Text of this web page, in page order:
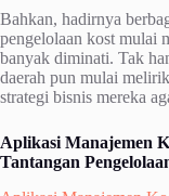
Bahkan, hadirnya
pengelolaan kost mulai
banyak diminati. Tak
daerah pun mulai
strategi bisnis mereka
Aplikasi Manajemen
Tantangan